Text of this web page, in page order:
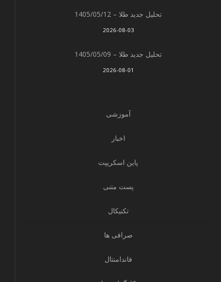
تحلیل جدید طلا – 1405/05/12
2026-08-03
تحلیل جدید طلا – 1405/05/09
2026-08-01
آموزشی
اخبار
پاین اسکریپت
پست متنی
تکنیکال
صرافی ها
فاندامنتال